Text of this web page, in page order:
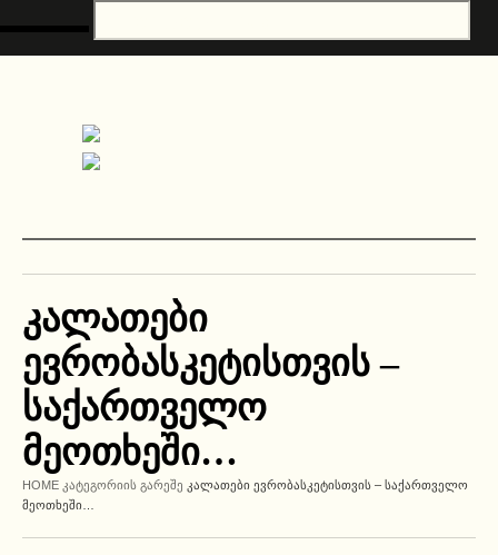
კალათები
ევრობასკეტისთვის –
საქართველო
მეოთხეში…
HOME ᲙᲐᲢᲔᲒᲝᲠᲘᲘᲡ ᲒᲐᲠᲔᲨᲔ ᲙᲐᲚᲐᲗᲔᲑᲘ ᲔᲕᲠᲝᲑᲐᲡᲙᲔᲢᲘᲡᲗᲕᲘᲡ – ᲡᲐᲥᲐᲠᲗᲕᲔᲚᲝ
ᲛᲔᲝᲗᲮᲔᲨᲘ…